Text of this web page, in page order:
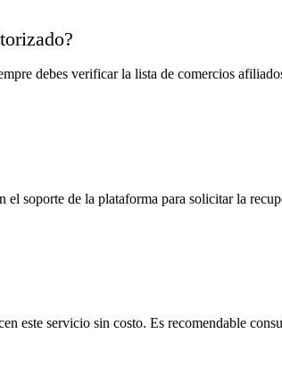
debes verificar la lista de comercios
soporte de la plataforma para solicitar la
este servicio sin costo. Es recomendable